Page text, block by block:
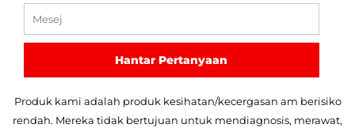
Hantar Pertanyaan
Produk kami adalah produk kesihatan/kecergasan am berisiko
rendah. Mereka tidak bertujuan untuk mendiagnosis, merawat,